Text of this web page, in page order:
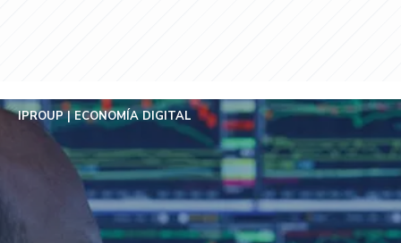
IPROUP ECONOMÍA DIGITAL